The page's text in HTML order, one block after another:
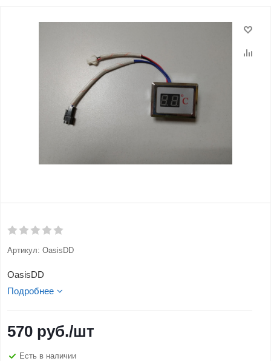
Артикул: OasisDD
OasisDD
Подробнее
570 руб./шт
Есть в наличии